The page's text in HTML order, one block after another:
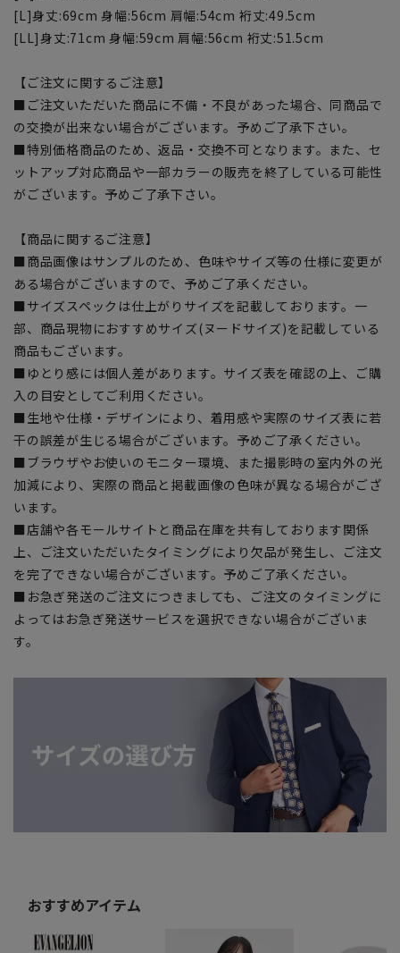
[L]身丈:69cm 身幅:56cm 肩幅:54cm 裄丈:49.5cm
[LL]身丈:71cm 身幅:59cm 肩幅:56cm 裄丈:51.5cm
【ご注文に関するご注意】
■ご注文いただいた商品に不備・不良があった場合、同商品で
の交換が出来ない場合がございます。予めご了承下さい。
■特別価格商品のため、返品・交換不可となります。また、セ
ットアップ対応商品や一部カラーの販売を終了している可能性
がございます。予めご了承下さい。
【商品に関するご注意】
■商品画像はサンプルのため、色味やサイズ等の仕様に変更が
ある場合がございますので、予めご了承ください。
■サイズスペックは仕上がりサイズを記載しております。一
部、商品現物におすすめサイズ(ヌードサイズ)を記載している
商品もございます。
■ゆとり感には個人差があります。サイズ表を確認の上、ご購
入の目安としてご利用ください。
■生地や仕様・デザインにより、着用感や実際のサイズ表に若
干の誤差が生じる場合がございます。予めご了承ください。
■ブラウザやお使いのモニター環境、また撮影時の室内外の光
加減により、実際の商品と掲載画像の色味が異なる場合がござ
います。
■店舗や各モールサイトと商品在庫を共有しております関係
上、ご注文いただいたタイミングにより欠品が発生し、ご注文
を完了できない場合がございます。予めご了承ください。
■お急ぎ発送のご注文につきましても、ご注文のタイミングに
よってはお急ぎ発送サービスを選択できない場合がございま
す。